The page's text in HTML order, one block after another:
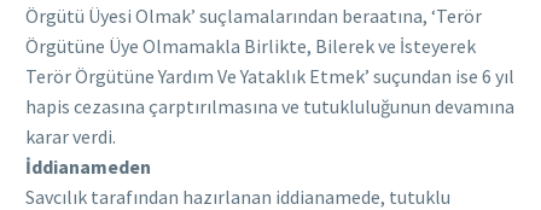
Örgütü Üyesi Olmak’ suçlamalarından beraatına, ‘Terör
Örgütüne Üye Olmamakla Birlikte, Bilerek ve İsteyerek
Terör Örgütüne Yardım Ve Yataklık Etmek’ suçundan ise 6 yıl
hapis cezasına çarptırılmasına ve tutukluluğunun devamına
karar verdi.
İddianameden
Savcılık tarafından hazırlanan iddianamede, tutuklu